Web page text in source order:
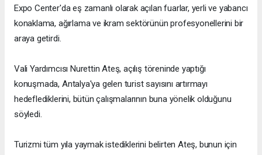
Expo Center'da eş zamanlı olarak açılan fuarlar, yerli ve yabancı
konaklama, ağırlama ve ikram sektörünün profesyonellerini bir
araya getirdi.
Vali Yardımcısı Nurettin Ateş, açılış töreninde yaptığı
konuşmada, Antalya'ya gelen turist sayısını artırmayı
hedeflediklerini, bütün çalışmalarının buna yönelik olduğunu
söyledi.
Turizmi tüm yıla yaymak istediklerini belirten Ateş, bunun için